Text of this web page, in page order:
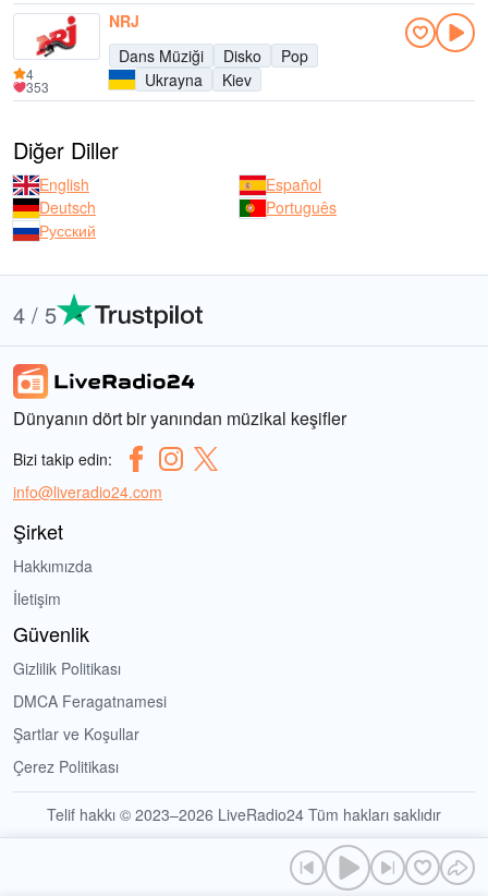
NRJ
Dans Müziği
Disko
Pop
Ukrayna
Kiev
4
353
Diğer Diller
English
Español
Deutsch
Português
Русский
4 / 5
Dünyanın dört bir yanından müzikal keşifler
Bizi takip edin:
info@liveradio24.com
Şirket
Hakkımızda
İletişim
Güvenlik
Gizlilik Politikası
DMCA Feragatnamesi
Şartlar ve Koşullar
Çerez Politikası
Telif hakkı © 2023–2026 LiveRadio24 Tüm hakları saklıdır